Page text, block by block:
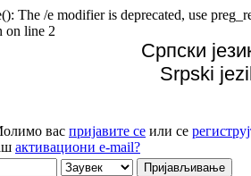
The /e modifier is deprecated, use
on line 2
Српски
Srpski
вас пријавите се или се
активациони e-mail?